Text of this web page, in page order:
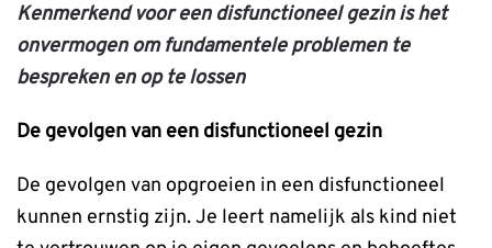
Kenmerkend voor een disfunctioneel gezin is het
onvermogen om fundamentele problemen te
bespreken en op te lossen
De gevolgen van een disfunctioneel gezin
De gevolgen van opgroeien in een disfunctioneel
kunnen ernstig zijn. Je leert namelijk als kind niet